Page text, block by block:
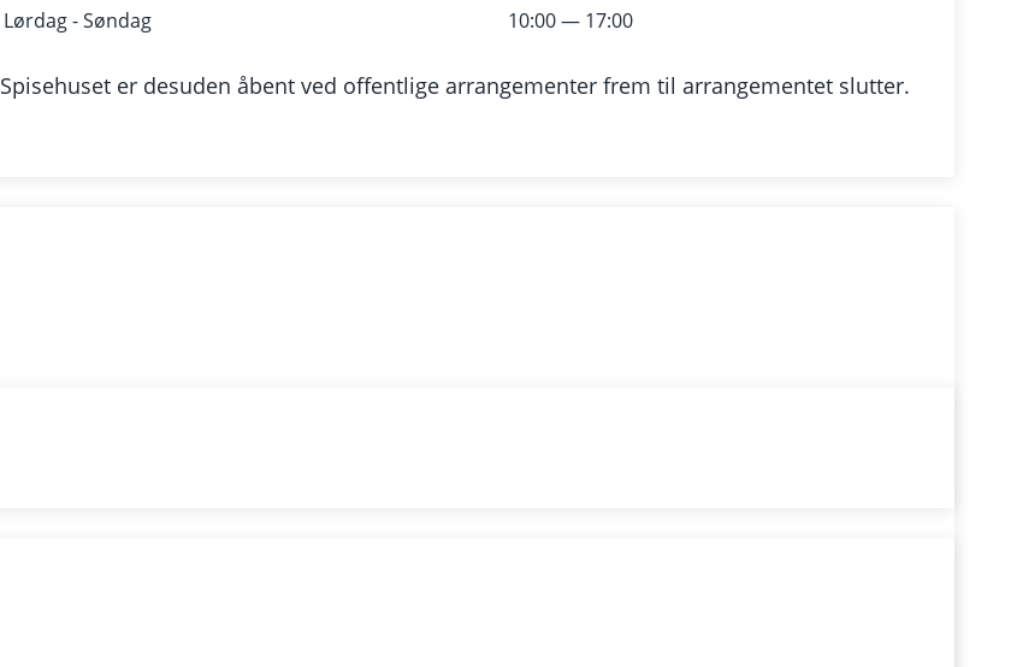
Lørdag - Søndag
10:00 — 17:00
Spisehuset er desuden åbent ved offentlige arrangementer frem til arrangementet slutter.